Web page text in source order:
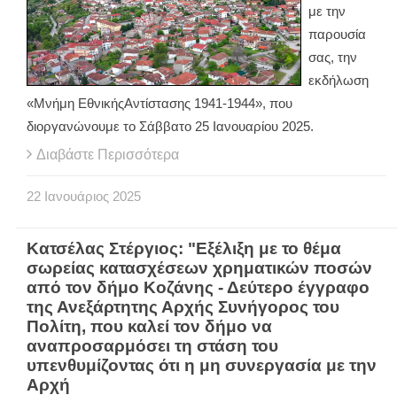
με την
παρουσία
σας, την
εκδήλωση
«Μνήμη ΕθνικήςΑντίστασης 1941-1944», που
διοργανώνουμε το Σάββατο 25 Ιανουαρίου 2025.
Διαβάστε Περισσότερα
22 Ιανουάριος 2025
Κατσέλας Στέργιος: "Εξέλιξη με το θέμα
σωρείας κατασχέσεων χρηματικών ποσών
από τον δήμο Κοζάνης - Δεύτερο έγγραφο
της Ανεξάρτητης Αρχής Συνήγορος του
Πολίτη, που καλεί τον δήμο να
αναπροσαρμόσει τη στάση του
υπενθυμίζοντας ότι η μη συνεργασία με την
Αρχή